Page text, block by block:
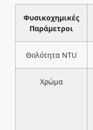
Φυσικοχημικές
Παράμετροι
Θολότητα NTU
Χρώμα